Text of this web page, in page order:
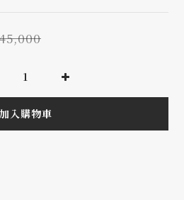
加入購物車